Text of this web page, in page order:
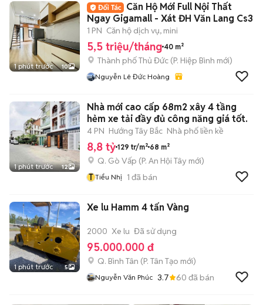
1 phút trước 10
Căn Hộ Mới Full Nội Thất
Ngay Gigamall - Xát ĐH Văn Lang Cs3
1 PN Căn hộ dịch vụ, mini
5,5 triệu/tháng 40 m²
Thành phố Thủ Đức (P. Hiệp Bình mới)
Nguyễn Lê Đức Hoàng
1 phút trước 12
Nhà mới cao cấp 68m2 xây 4 tầng
hẻm xe tải đầy đủ công năng giá tốt.
4 PN Hướng Tây Bắc Nhà phố liền kề
8,8 tỷ 129 tr/m² 68 m²
Q. Gò Vấp (P. An Hội Tây mới)
T Tiểu Nhị 1 đã bán
1 phút trước 5
Xe lu Hamm 4 tấn Vàng
2000 Xe lu Đã sử dụng
95.000.000 đ
Q. Bình Tân (P. Tân Tạo mới)
Nguyễn Văn Phúc 3.7 60 đã bán